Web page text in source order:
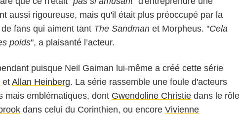
aussi rigoureuse, mais qu'il était plus préoccupé par la
fans qui aiment tant The Sandman et Morpheus. "Cela
poids", a plaisanté l’acteur.
puisque Neil Gaiman lui-même a créé cette série
et Allan Heinberg. La série rassemble une foule d'acteurs
mais emblématiques, dont Gwendoline Christie dans le rôle
dans celui du Corinthien, ou encore Vivienne